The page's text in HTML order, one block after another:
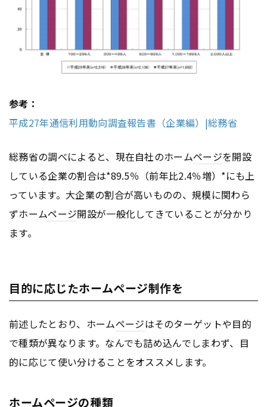
参考：
平成27年通信利用動向調査報告書（企業編）|総務省
総務省の調べによると、現在自社のホームページを開設
している企業の割合は*89.5％（前年比2.4％増）*にも上
っています。大企業の割合が高いものの、規模に関わら
ずホームページ開設が一般化してきていることが分かり
ます。
目的に応じたホームページ制作を
前述したとおり、ホームページはそのターゲットや目的
で種類が異なります。なんでも詰め込んでしまわず、目
的に応じて使い分けることをオススメします。
ホームページの種類